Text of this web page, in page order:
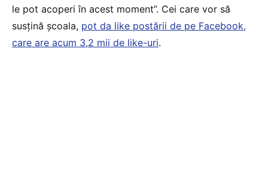
le pot acoperi în acest moment”. Cei care vor să
susțină școala, pot da like postării de pe Facebook,
care are acum 3,2 mii de like-uri.